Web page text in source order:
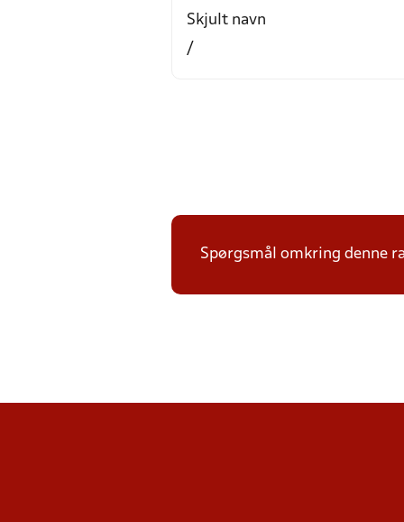
Skjult navn
/
Spørgsmål omkring denne